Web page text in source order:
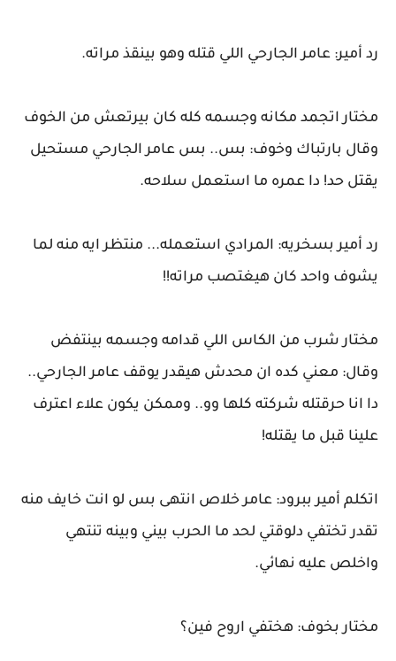
رد أمير: عامر الجارحي اللي قتله وهو بينقذ مراته.
مختار اتجمد مكانه وجسمه كله كان بيرتعش من الخوف
وقال بارتباك وخوف: بس.. بس عامر الجارحي مستحيل
يقتل حد! دا عمره ما استعمل سلاحه.
رد أمير بسخريه: المرادي استعمله... منتظر ايه منه لما
يشوف واحد كان هيغتصب مراته!!
مختار شرب من الكاس اللي قدامه وجسمه بينتفض
وقال: معني كده ان محدش هيقدر يوقف عامر الجارحي..
دا انا حرقتله شركته كلها وو.. وممكن يكون علاء اعترف
علينا قبل ما يقتله!
اتكلم أمير ببرود: عامر خلاص انتهى بس لو انت خايف منه
تقدر تختفي دلوقتي لحد ما الحرب بيني وبينه تنتهي
واخلص عليه نهائي.
مختار بخوف: هختفي اروح فين؟